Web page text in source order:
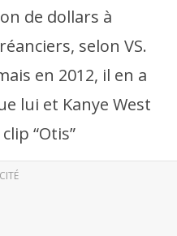
de dollars à
selon VS.
en 2012, il en a
lui et Kanye West
“Otis”